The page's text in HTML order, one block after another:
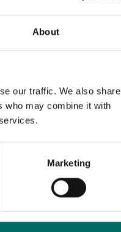
About
our traffic. We also share
who may combine it with
Marketing